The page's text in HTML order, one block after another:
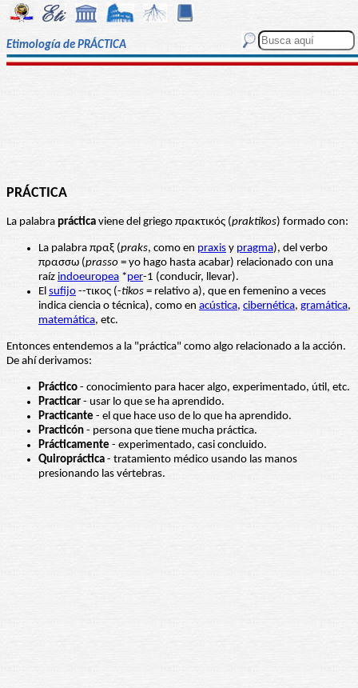
Etimología de PRÁCTICA
PRÁCTICA
La palabra práctica viene del griego πρακτικός (praktikos) formado con:
La palabra πραξ (praks, como en praxis y pragma), del verbo
πρασσω (prasso = yo hago hasta acabar) relacionado con una
raíz indoeuropea *per-1 (conducir, llevar).
El sufijo --τικος (-tikos = relativo a), que en femenino a veces
indica ciencia o técnica), como en acústica, cibernética, gramática,
matemática, etc.
Entonces entendemos a la "práctica" como algo relacionado a la acción.
De ahí derivamos:
Práctico - conocimiento para hacer algo, experimentado, útil, etc.
Practicar - usar lo que se ha aprendido.
Practicante - el que hace uso de lo que ha aprendido.
Practicón - persona que tiene mucha práctica.
Prácticamente - experimentado, casi concluido.
Quiropráctica - tratamiento médico usando las manos
presionando las vértebras.